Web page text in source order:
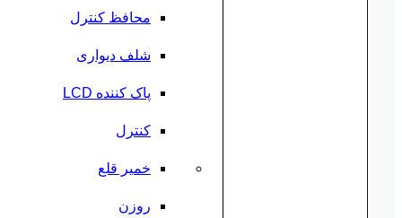
محافظ کنترل
شلف دیواری
پاک کننده LCD
کنترل
خمیر قلع
روزن